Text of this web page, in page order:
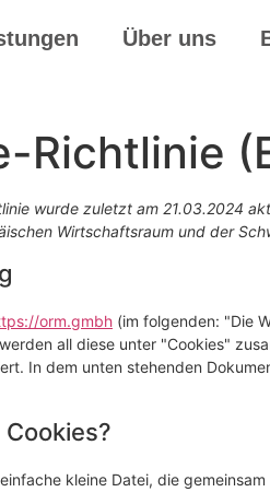
Über uns
Richtlinie
wurde zuletzt am 21.03.2024
Wirtschaftsraum und der
orm.gmbh (im folgenden: "Die
all diese unter "Cookies"
In dem unten stehenden
kleine Datei, die